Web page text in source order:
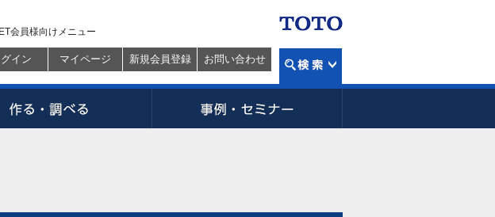
会員様向けメニュー
イン マイページ 新規会員登録 お問い合わせ